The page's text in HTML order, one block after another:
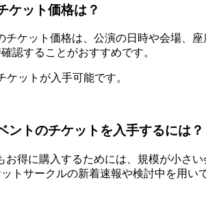
ケット価格は？
チケット価格は、公演の日時や会場、
認することがおすすめです。
ットが入手可能です。
ントのチケットを入手するには？
お得に購入するためには、規模が小さ
トサークルの新着速報や検討中を用